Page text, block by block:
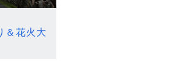
＆花火大